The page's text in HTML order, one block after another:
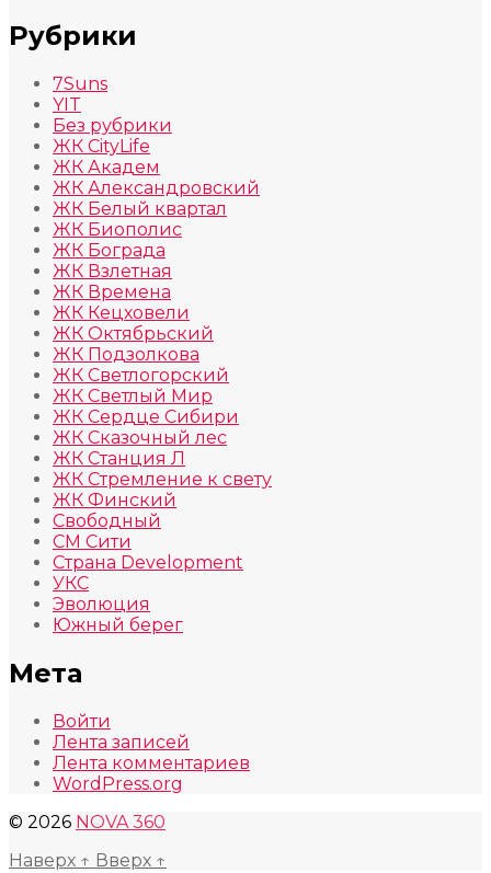
Рубрики
7Suns
YIT
Без рубрики
ЖК CityLife
ЖК Академ
ЖК Александровский
ЖК Белый квартал
ЖК Биополис
ЖК Бограда
ЖК Взлетная
ЖК Времена
ЖК Кецховели
ЖК Октябрьский
ЖК Подзолкова
ЖК Светлогорский
ЖК Светлый Мир
ЖК Сердце Сибири
ЖК Сказочный лес
ЖК Станция Л
ЖК Стремление к свету
ЖК Финский
Свободный
СМ Сити
Страна Development
УКС
Эволюция
Южный берег
Мета
Войти
Лента записей
Лента комментариев
WordPress.org
© 2026 NOVA 360
Наверх ↑ Вверх ↑